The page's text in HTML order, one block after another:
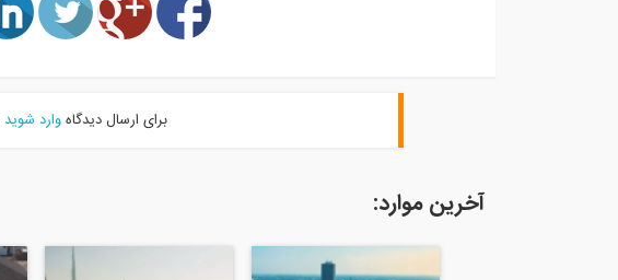
برای ارسال دیدگاهوارد شوید
آخرین موارد: